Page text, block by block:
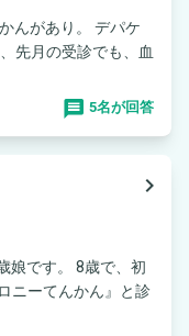
んがあり。 デパケ
先月の受診でも、血
5名が回答
navigate_next
娘です。 8歳で、初
ニーてんかん』と診